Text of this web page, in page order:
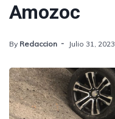
Amozoc
By Redaccion Julio 31, 2023